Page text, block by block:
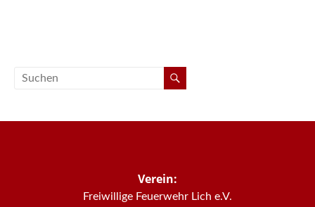
Verein:
Freiwillige Feuerwehr Lich e.V.